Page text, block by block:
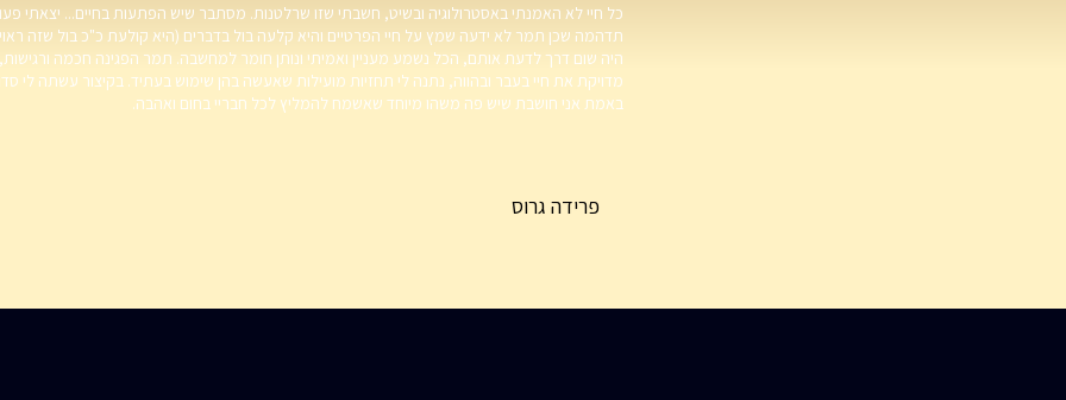
כל חיי לא האמנתי באסטרולוגיה ובשיט, חשבתי שזו שרלטנות. מסתבר שיש הפתעות בחיים... יצאתי
תדהמה שכן תמר לא ידעה שמץ על חיי הפרטיים והיא קלעה בול בדברים (היא קולעת כ"כ בול שזה
היה שום דרך לדעת אותם, הכל נשמע מעניין ואמיתי ונותן חומר למחשבה. תמר הפגינה חכמה
מדויקת את חיי בעבר ובהווה, נתנה לי תחזיות מועילות שאעשה בהן שימוש בעתיד. בקיצור עשתה לי
באמת אני חושבת שיש פה משהו מיוחד שאשמח להמליץ לכל חבריי בחום ואהבה.
פרידה גרוס